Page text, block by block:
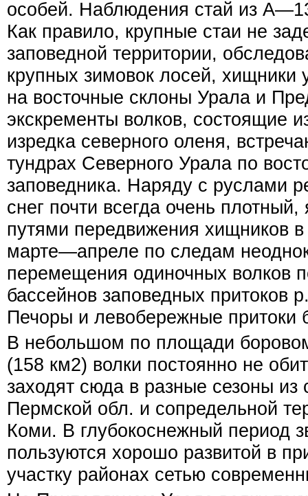
особей. Наблюдения стай из
Как правило, крупные стаи не
заповедной территории,
крупных зимовок лосей, хищники
на восточные склоны Урала и
экскременты волков, состоящие
изредка северного оленя,
тундрах Северного Урала по
заповедника. Наряду с руслами
снег почти всегда очень
путями передвижения хищников
марте—апреле по следам
перемещения одиночных волков
бассейнов заповедных притоков
Печоры и левобережные притоки
В небольшом по площади
(158 км2) волки постоянно не
заходят сюда в разные сезоны из
Пермской обл. и сопредельной
Коми. В глубокоснежный период
пользуются хорошо развитой в
участку районах сетью